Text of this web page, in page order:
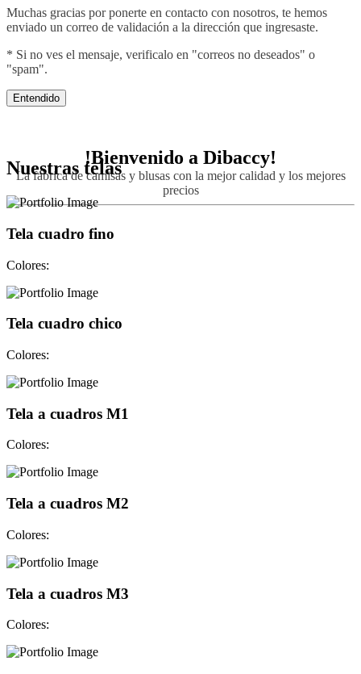
Muchas gracias por ponerte en contacto con nosotros, te hemos
enviado un correo de validación a la dirección que ingresaste.
* Si no ves el mensaje, verificalo en "correos no deseados" o
"spam".
Entendido
!Bienvenido a Dibaccy!
La fábrica de camisas y blusas con la mejor calidad y los mejores
precios
Nuestras telas
Tela cuadro fino
Colores:
Tela cuadro chico
Colores:
Tela a cuadros M1
Colores:
Tela a cuadros M2
Colores:
Tela a cuadros M3
Colores: